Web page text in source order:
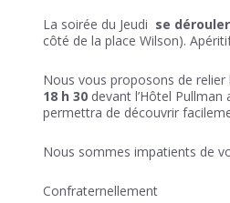
La soirée du Jeudi se
côté de la place Wilson).
Nous vous proposons de
18 h 30 devant l’Hôtel Pullman
permettra de découvrir
Nous sommes impatients de
Confraternellement